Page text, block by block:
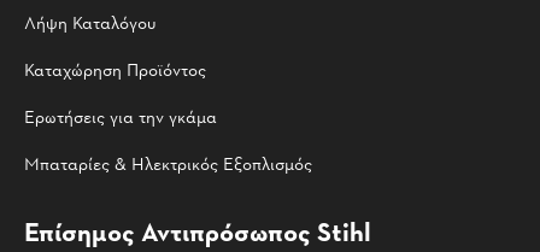
Λήψη Καταλόγου
Καταχώρηση Προϊόντος
Ερωτήσεις για την γκάμα
Μπαταρίες & Ηλεκτρικός Εξοπλισμός
Επίσημος Αντιπρόσωπος Stihl